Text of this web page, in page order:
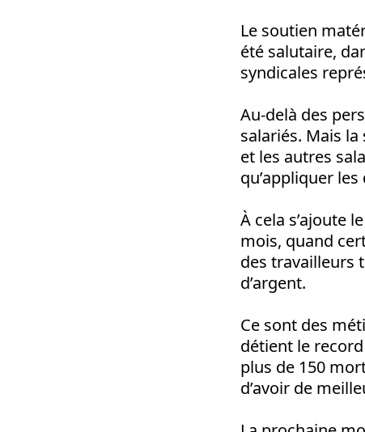
Le soutien
été salutaire,
syndicales
Au-delà des
salariés. Mais
et les autres
qu’appliquer
À cela s’ajoute
mois, quand
des travailleurs
d’argent.
Ce sont des
détient le
plus de 150
d’avoir de